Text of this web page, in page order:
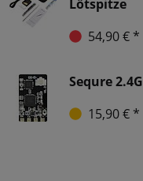
Lötspitze
54,90 € *
Sequre
15,90 € *